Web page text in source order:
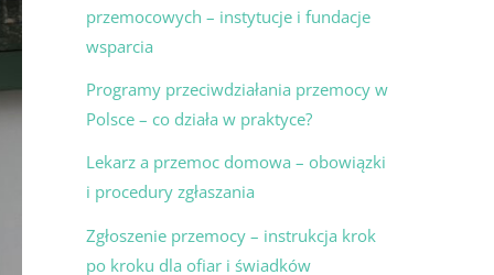
przemocowych – instytucje i fundacje
wsparcia
Programy przeciwdziałania przemocy w
Polsce – co działa w praktyce?
Lekarz a przemoc domowa – obowiązki
i procedury zgłaszania
Zgłoszenie przemocy – instrukcja krok
po kroku dla ofiar i świadków